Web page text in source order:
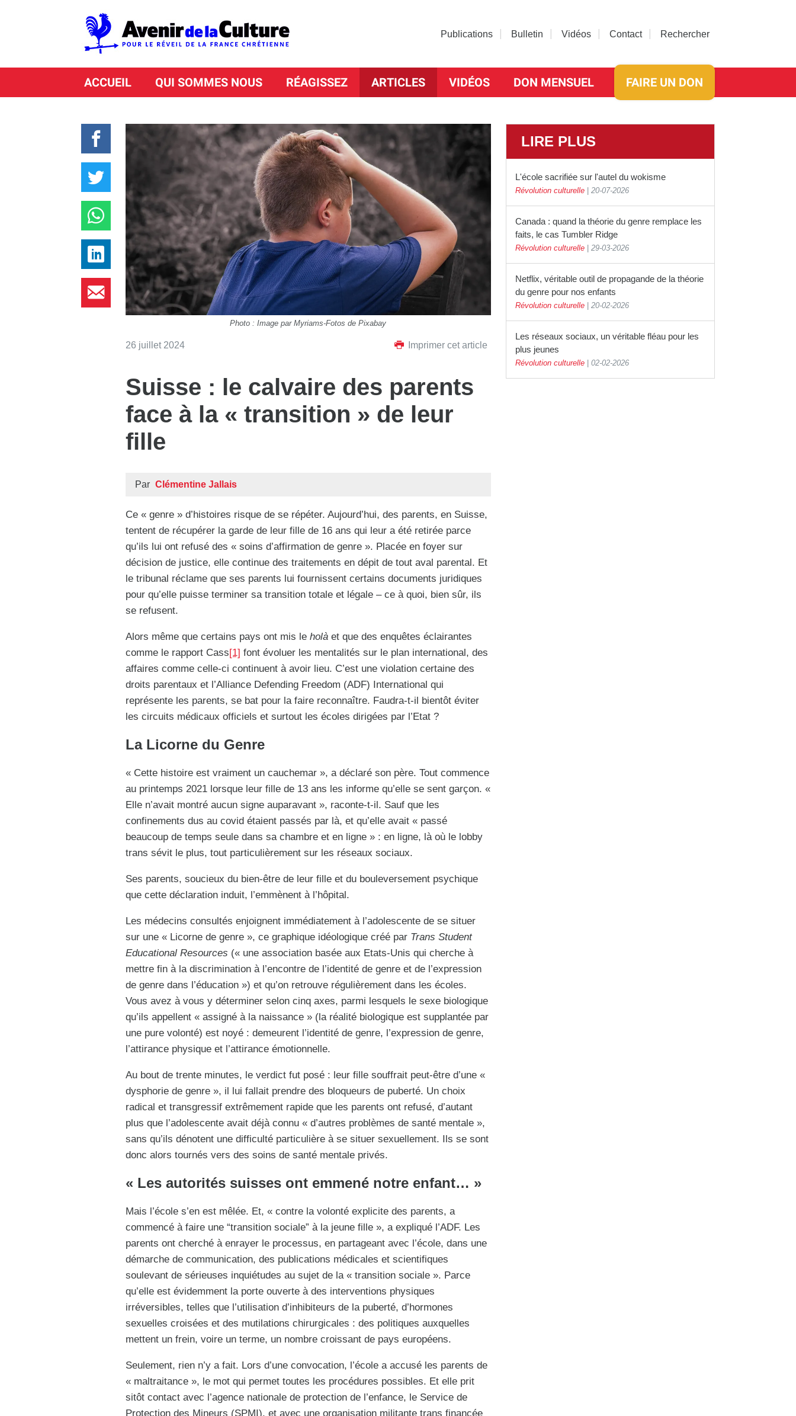
Publications Bulletin Vidéos Contact Rechercher
ACCUEIL QUI SOMMES NOUS RÉAGISSEZ ARTICLES VIDÉOS DON MENSUEL FAIRE UN DON
Photo : Image par Myriams-Fotos de Pixabay
26 juillet 2024 Imprimer cet article
Suisse : le calvaire des parents
face à la « transition » de leur
fille
Par Clémentine Jallais
Ce « genre » d’histoires risque de se répéter. Aujourd’hui, des parents, en Suisse,
tentent de récupérer la garde de leur fille de 16 ans qui leur a été retirée parce
qu’ils lui ont refusé des « soins d’affirmation de genre ». Placée en foyer sur
décision de justice, elle continue des traitements en dépit de tout aval parental. Et
le tribunal réclame que ses parents lui fournissent certains documents juridiques
pour qu’elle puisse terminer sa transition totale et légale – ce à quoi, bien sûr, ils
se refusent.
Alors même que certains pays ont mis le holàet que des enquêtes éclairantes
comme le rapport Cass[1] font évoluer les mentalités sur le plan international, des
affaires comme celle-ci continuent à avoir lieu. C’est une violation certaine des
droits parentaux et l’Alliance Defending Freedom (ADF) International qui
représente les parents, se bat pour la faire reconnaître. Faudra-t-il bientôt éviter
les circuits médicaux officiels et surtout les écoles dirigées par l’Etat ?
La Licorne du Genre
« Cette histoire est vraiment un cauchemar », a déclaré son père. Tout commence
au printemps 2021 lorsque leur fille de 13 ans les informe qu’elle se sent garçon. «
Elle n’avait montré aucun signe auparavant », raconte-t-il. Sauf que les
confinements dus au covid étaient passés par là, et qu’elle avait « passé
beaucoup de temps seule dans sa chambre et en ligne » : en ligne, là où le lobby
trans sévit le plus, tout particulièrement sur les réseaux sociaux.
Ses parents, soucieux du bien-être de leur fille et du bouleversement psychique
que cette déclaration induit, l’emmènent à l’hôpital.
Les médecins consultés enjoignent immédiatement à l’adolescente de se situer
sur une « Licorne de genre », ce graphique idéologique créé parTrans Student
Educational Resources (« une association basée aux Etats-Unis qui cherche à
mettre fin à la discrimination à l’encontre de l’identité de genre et de l’expression
de genre dans l’éducation ») et qu’on retrouve régulièrement dans les écoles.
Vous avez à vous y déterminer selon cinq axes, parmi lesquels le sexe biologique
qu’ils appellent « assigné à la naissance » (la réalité biologique est supplantée par
une pure volonté) est noyé : demeurent l’identité de genre, l’expression de genre,
l’attirance physique et l’attirance émotionnelle.
Au bout de trente minutes, le verdict fut posé : leur fille souffrait peut-être d’une «
dysphorie de genre », il lui fallait prendre des bloqueurs de puberté. Un choix
radical et transgressif extrêmement rapide que les parents ont refusé, d’autant
plus que l’adolescente avait déjà connu « d’autres problèmes de santé mentale »,
sans qu’ils dénotent une difficulté particulière à se situer sexuellement. Ils se sont
donc alors tournés vers des soins de santé mentale privés.
« Les autorités suisses ont emmené notre enfant… »
Mais l’école s’en est mêlée. Et, « contre la volonté explicite des parents, a
commencé à faire une “transition sociale” à la jeune fille », a expliqué l’ADF. Les
parents ont cherché à enrayer le processus, en partageant avec l’école, dans une
démarche de communication, des publications médicales et scientifiques
soulevant de sérieuses inquiétudes au sujet de la « transition sociale ». Parce
qu’elle est évidemment la porte ouverte à des interventions physiques
irréversibles, telles que l’utilisation d’inhibiteurs de la puberté, d’hormones
sexuelles croisées et des mutilations chirurgicales : des politiques auxquelles
mettent un frein, voire un terme, un nombre croissant de pays européens.
Seulement, rien n’y a fait. Lors d’une convocation, l’école a accusé les parents de
« maltraitance », le mot qui permet toutes les procédures possibles. Et elle prit
sitôt contact avec l’agence nationale de protection de l’enfance, le Service de
Protection des Mineurs (SPMI), et avec une organisation militante trans financée
LIRE PLUS
L'école sacrifiée sur l'autel du wokisme
Révolution culturelle 20-07-2026
Canada : quand la théorie du genre remplace les
faits, le cas Tumbler Ridge
Révolution culturelle 29-03-2026
Netflix, véritable outil de propagande de la théorie
du genre pour nos enfants
Révolution culturelle 20-02-2026
Les réseaux sociaux, un véritable fléau pour les
plus jeunes
Révolution culturelle 02-02-2026